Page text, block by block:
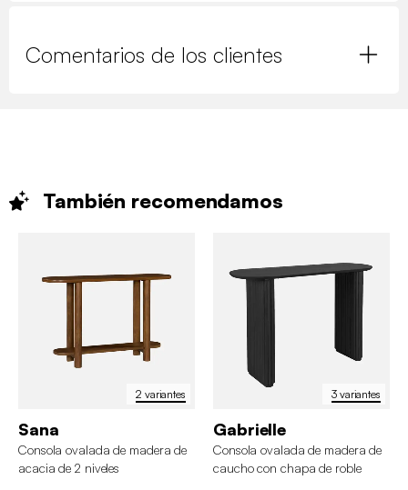
Comentarios de los clientes
También recomendamos
2 variantes
Sana
Consola ovalada de madera de
acacia de 2 niveles
3 variantes
Gabrielle
Consola ovalada de madera de
caucho con chapa de roble